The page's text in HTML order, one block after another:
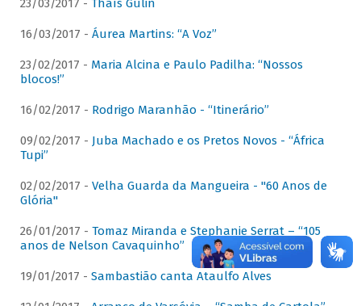
23/03/2017 - Thaís Gulin
16/03/2017 - Áurea Martins: “A Voz”
23/02/2017 - Maria Alcina e Paulo Padilha: “Nossos
blocos!”
16/02/2017 - Rodrigo Maranhão - “Itinerário”
09/02/2017 - Juba Machado e os Pretos Novos - “África
Tupi”
02/02/2017 - Velha Guarda da Mangueira - "60 Anos de
Glória"
26/01/2017 - Tomaz Miranda e Stephanie Serrat – “105
anos de Nelson Cavaquinho”
19/01/2017 - Sambastião canta Ataulfo Alves